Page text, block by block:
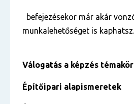
befejezésekor már akár
munkalehetőséget is kaphatsz.
Válogatás a képzés
Építőipari alapismeretek